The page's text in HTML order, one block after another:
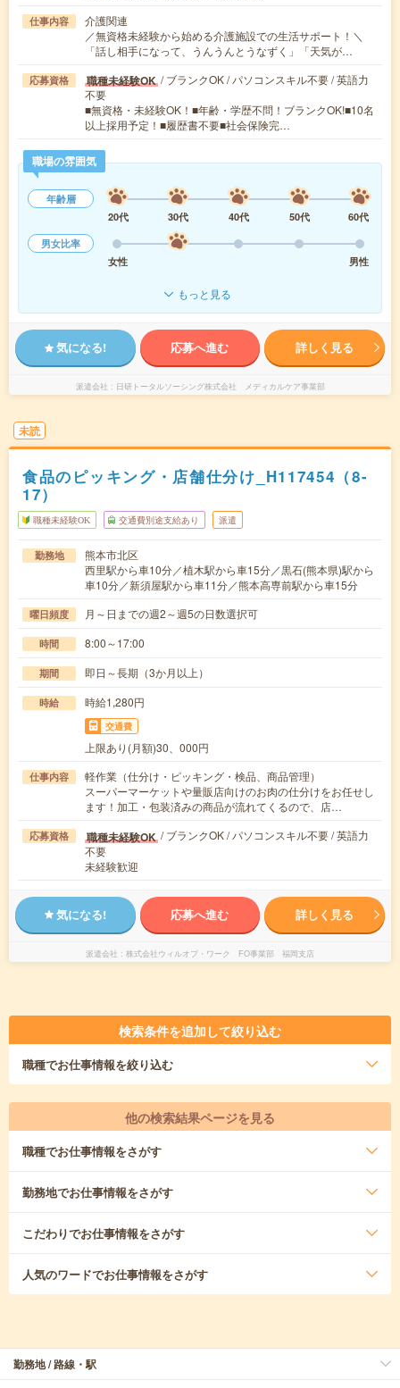
仕事内容
介護関連
／無資格未経験から始める介護施設での生活サポート！＼
「話し相手になって、うんうんとうなずく」「天気が…
応募資格 職種未経験OK / ブランクOK / パソコンスキル不要 / 英語力
不要
■無資格・未経験OK！■年齢・学歴不問！ブランクOK!■10名
以上採用予定！■履歴書不要■社会保険完…
職場の雰囲気
年齢層
20代
30代 40代 50代
60代
男女比率
女性
男性
もっと見る
気になる! 応募へ進む 詳しく見る
派遣会社 日研トータルソーシング株式会社 メディカルケア事業部
未読
食品のピッキング・店舗仕分け_H117454（8-
17）
職種未経験OK 交通費別途支給あり 派遣
勤務地
熊本市北区
西里駅から車10分／植木駅から車15分／黒石(熊本県)駅から
車10分／新須屋駅から車11分／熊本高専前駅から車15分
曜日頻度 月～日までの週2～週5の日数選択可
時間 8:00～17:00
期間 即日～長期（3か月以上）
時給 時給1,280円
交通費
上限あり(月額)30、000円
仕事内容
軽作業（仕分け・ピッキング・検品、商品管理）
スーパーマーケットや量販店向けのお肉の仕分けをお任せし
ます！加工・包装済みの商品が流れてくるので、店…
応募資格 職種未経験OK / ブランクOK / パソコンスキル不要 / 英語力
不要
未経験歓迎
気になる! 応募へ進む 詳しく見る
派遣会社 株式会社ウィルオブ・ワーク FO事業部 福岡支店
検索条件を追加して絞り込む
職種でお仕事情報を絞り込む
他の検索結果ページを見る
職種でお仕事情報をさがす
勤務地でお仕事情報をさがす
こだわりでお仕事情報をさがす
人気のワードでお仕事情報をさがす
勤務地 / 路線・駅